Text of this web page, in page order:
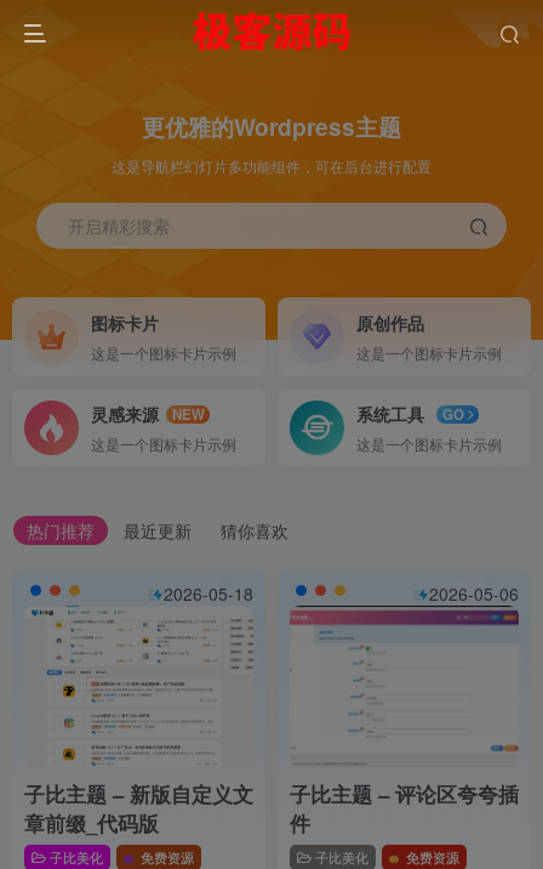
更优雅的Wordpress主题
这是导航栏幻灯片多功能组件，可在后台进行配置
开启精彩搜索
图标卡片
这是一个图标卡片示例
原创作品
这是一个图标卡片示例
灵感来源
NEW
这是一个图标卡片示例
系统工具
GO
这是一个图标卡片示例
热门推荐 最近更新 猜你喜欢
2026-05-18
子比主题 – 新版自定义文
章前缀_代码版
子比美化 免费资源
2026-05-06
子比主题 – 评论区夸夸插
件
子比美化 免费资源